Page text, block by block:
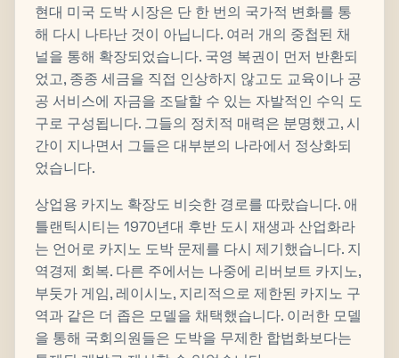
현대 미국 도박 시장은 단 한 번의 국가적 변화를 통
해 다시 나타난 것이 아닙니다. 여러 개의 중첩된 채
널을 통해 확장되었습니다. 국영 복권이 먼저 반환되
었고, 종종 세금을 직접 인상하지 않고도 교육이나 공
공 서비스에 자금을 조달할 수 있는 자발적인 수익 도
구로 구성됩니다. 그들의 정치적 매력은 분명했고, 시
간이 지나면서 그들은 대부분의 나라에서 정상화되
었습니다.
상업용 카지노 확장도 비슷한 경로를 따랐습니다. 애
틀랜틱시티는 1970년대 후반 도시 재생과 산업화라
는 언어로 카지노 도박 문제를 다시 제기했습니다. 지
역경제 회복. 다른 주에서는 나중에 리버보트 카지노,
부둣가 게임, 레이시노, 지리적으로 제한된 카지노 구
역과 같은 더 좁은 모델을 채택했습니다. 이러한 모델
을 통해 국회의원들은 도박을 무제한 합법화보다는